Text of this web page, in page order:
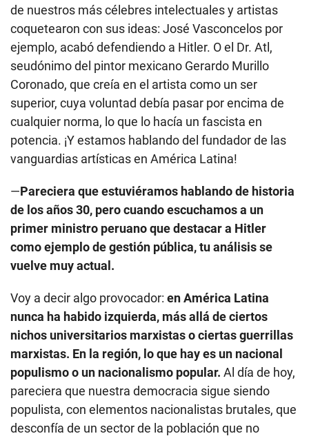
de nuestros más célebres intelectuales y artistas
coquetearon con sus ideas: José Vasconcelos por
ejemplo, acabó defendiendo a Hitler. O el Dr. Atl,
seudónimo del pintor mexicano Gerardo Murillo
Coronado, que creía en el artista como un ser
superior, cuya voluntad debía pasar por encima de
cualquier norma, lo que lo hacía un fascista en
potencia. ¡Y estamos hablando del fundador de las
vanguardias artísticas en América Latina!
—Pareciera que estuviéramos hablando de historia
de los años 30, pero cuando escuchamos a un
primer ministro peruano que destacar a Hitler
como ejemplo de gestión pública, tu análisis se
vuelve muy actual.
Voy a decir algo provocador: en América Latina
nunca ha habido izquierda, más allá de ciertos
nichos universitarios marxistas o ciertas guerrillas
marxistas. En la región, lo que hay es un nacional
populismo o un nacionalismo popular. Al día de hoy,
pareciera que nuestra democracia sigue siendo
populista, con elementos nacionalistas brutales, que
desconfía de un sector de la población que no